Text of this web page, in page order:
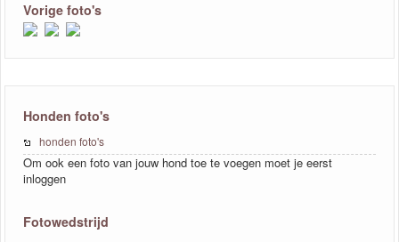
Vorige foto's
Honden foto's
honden foto's
Om ook een foto van jouw hond toe te voegen moet je eerst
inloggen
Fotowedstrijd